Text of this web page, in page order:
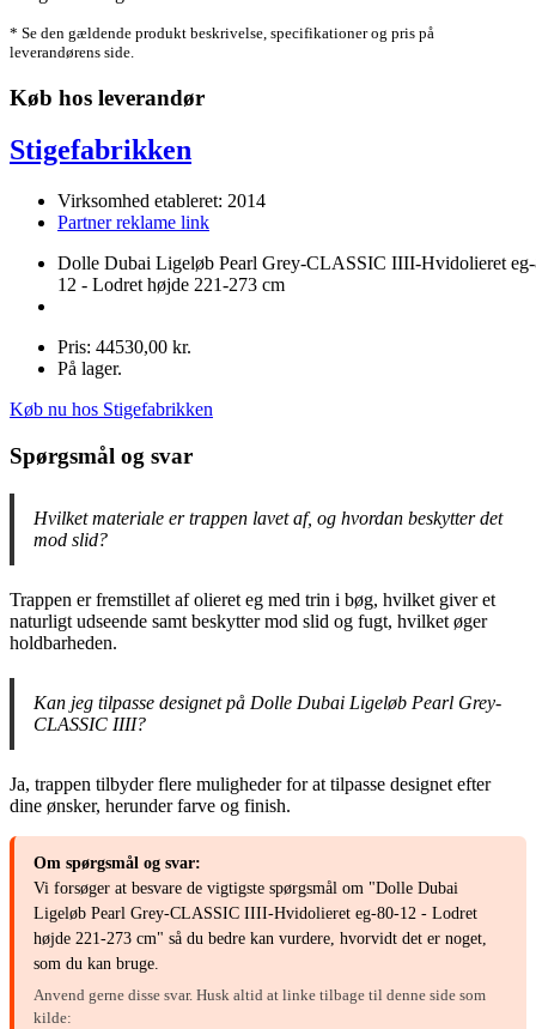
* Se den gældende produkt beskrivelse, specifikationer og pris på
leverandørens side.
Køb hos leverandør
Stigefabrikken
Virksomhed etableret: 2014
Partner reklame link
Dolle Dubai Ligeløb Pearl Grey-CLASSIC IIII-Hvidolieret
12 - Lodret højde 221-273 cm
Pris: 44530,00 kr.
På lager.
Køb nu hos Stigefabrikken
Spørgsmål og svar
Hvilket materiale er trappen lavet af, og hvordan beskytter det
mod slid?
Trappen er fremstillet af olieret eg med trin i bøg, hvilket giver et
naturligt udseende samt beskytter mod slid og fugt, hvilket øger
holdbarheden.
Kan jeg tilpasse designet på Dolle Dubai Ligeløb Pearl Grey-
CLASSIC IIII?
Ja, trappen tilbyder flere muligheder for at tilpasse designet efter
dine ønsker, herunder farve og finish.
Om spørgsmål og svar:
Vi forsøger at besvare de vigtigste spørgsmål om "Dolle Dubai
Ligeløb Pearl Grey-CLASSIC IIII-Hvidolieret eg-80-12 - Lodret
højde 221-273 cm" så du bedre kan vurdere, hvorvidt det er noget,
som du kan bruge.
Anvend gerne disse svar. Husk altid at linke tilbage til denne side som
kilde: